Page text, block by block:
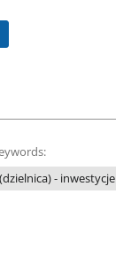
- inwestycje